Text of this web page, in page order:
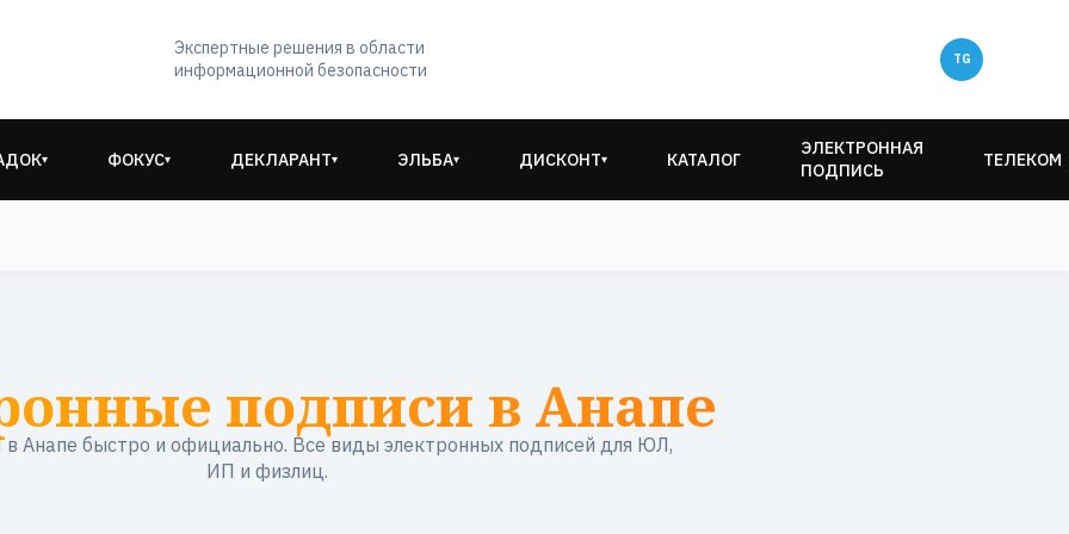
Экспертные решения в области
информационной безопасности
▾ ФОКУС▾ ДЕКЛАРАНТ▾ ЭЛЬБА▾ ДИСКОНТ▾ КАТАЛОГ
ЭЛЕКТРОННАЯ
ПОДПИСЬ
ТЕЛЕКОМ
подписи в Анапе
Анапе быстро и официально. Все виды электронных подписей для ЮЛ,
ИП и физлиц.